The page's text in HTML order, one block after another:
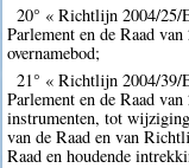
20° « Richtlijn 2004/25/
Parlement en de Raad
overnamebod;
21° « Richtlijn 2004/39/
Parlement en de Raad
instrumenten, tot
van de Raad en van
Raad en houdende